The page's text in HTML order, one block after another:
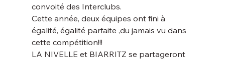
convoité des Interclubs.
Cette année, deux équipes ont fini à
égalité, égalité parfaite ,du jamais vu dans
cette compétition!!!
LA NIVELLE et BIARRITZ se partageront